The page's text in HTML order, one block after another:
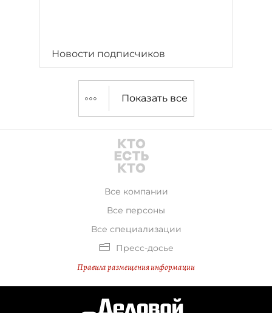
Новости подписчиков
Показать все
Все компании
Все персоны
Все специализации
Пресс-досье
Правила размещения информации